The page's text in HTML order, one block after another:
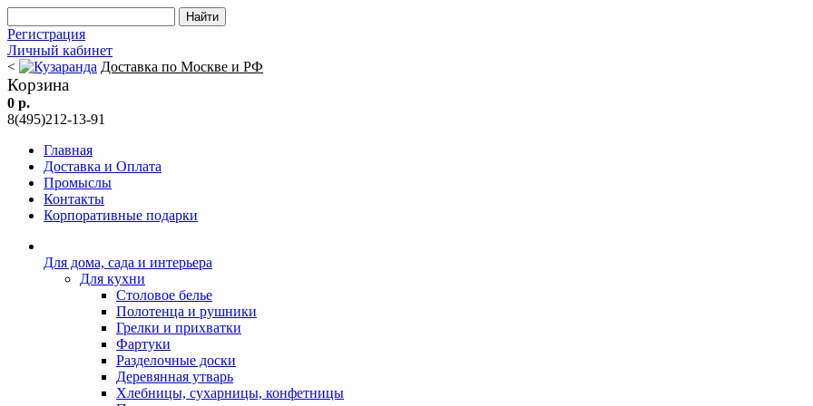
Регистрация
Личный кабинет
<
Доставка по Москве и РФ
Корзина
0 р.
8(495)212-13-91
Главная
Доставка и Оплата
Промыслы
Контакты
Корпоративные подарки
Для дома, сада и интерьера
Для кухни
Столовое белье
Полотенца и рушники
Грелки и прихватки
Фартуки
Разделочные доски
Деревянная утварь
Хлебницы, сухарницы, конфетницы